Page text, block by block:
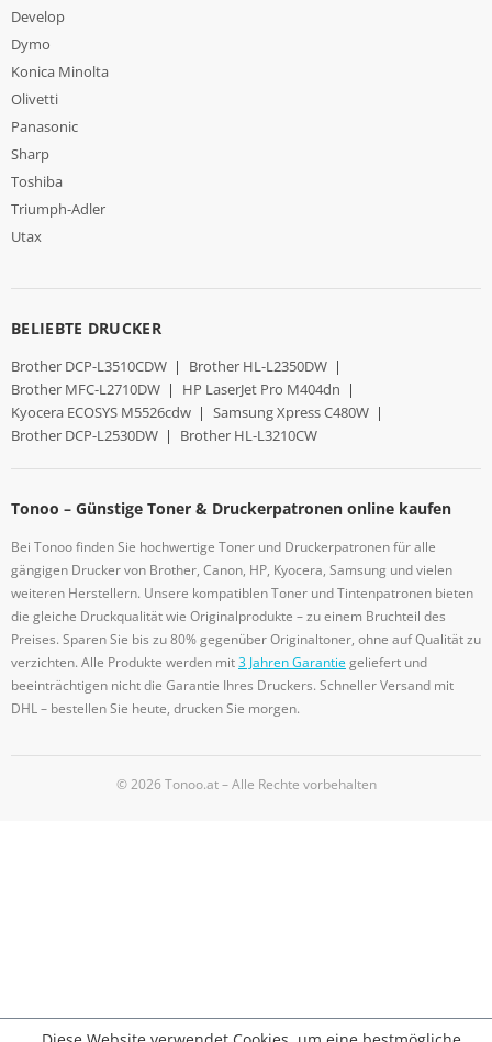
Develop
Dymo
Konica Minolta
Olivetti
Panasonic
Sharp
Toshiba
Triumph-Adler
Utax
BELIEBTE DRUCKER
Brother DCP-L3510CDW | Brother HL-L2350DW |
Brother MFC-L2710DW | HP LaserJet Pro M404dn |
Kyocera ECOSYS M5526cdw | Samsung Xpress C480W |
Brother DCP-L2530DW | Brother HL-L3210CW
Tonoo – Günstige Toner & Druckerpatronen online kaufen
Bei Tonoo finden Sie hochwertige Toner und Druckerpatronen für alle
gängigen Drucker von Brother, Canon, HP, Kyocera, Samsung und vielen
weiteren Herstellern. Unsere kompatiblen Toner und Tintenpatronen bieten
die gleiche Druckqualität wie Originalprodukte – zu einem Bruchteil des
Preises. Sparen Sie bis zu 80% gegenüber Originaltoner, ohne auf Qualität zu
verzichten. Alle Produkte werden mit3 Jahren Garantiegeliefert und
beeinträchtigen nicht die Garantie Ihres Druckers. Schneller Versand mit
DHL – bestellen Sie heute, drucken Sie morgen.
© 2026 Tonoo.at – Alle Rechte vorbehalten